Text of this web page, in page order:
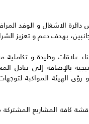
الاشغال و الوفد
بهدف دعم و تعزيز
علاقات وطيدة و تكاملية
بالإضافة إلى تبادل
الهيئة المواكبة
كافة المشاريع المشتركة